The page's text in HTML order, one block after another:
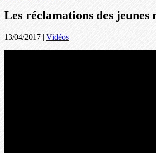
Les réclamations des jeunes
13/04/2017 | Vidéos